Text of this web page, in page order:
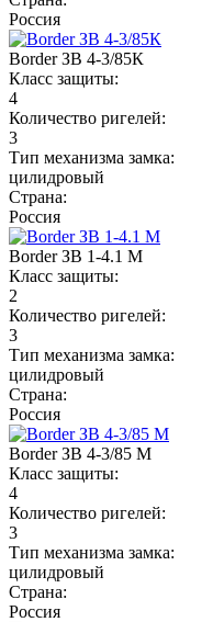
Россия
Border ЗВ 4-3/85К
Класс защиты:
4
Количество ригелей:
3
Тип механизма замка:
цилидровый
Страна:
Россия
Border ЗВ 1-4.1 М
Класс защиты:
2
Количество ригелей:
3
Тип механизма замка:
цилидровый
Страна:
Россия
Border ЗВ 4-3/85 М
Класс защиты:
4
Количество ригелей:
3
Тип механизма замка:
цилидровый
Страна:
Россия